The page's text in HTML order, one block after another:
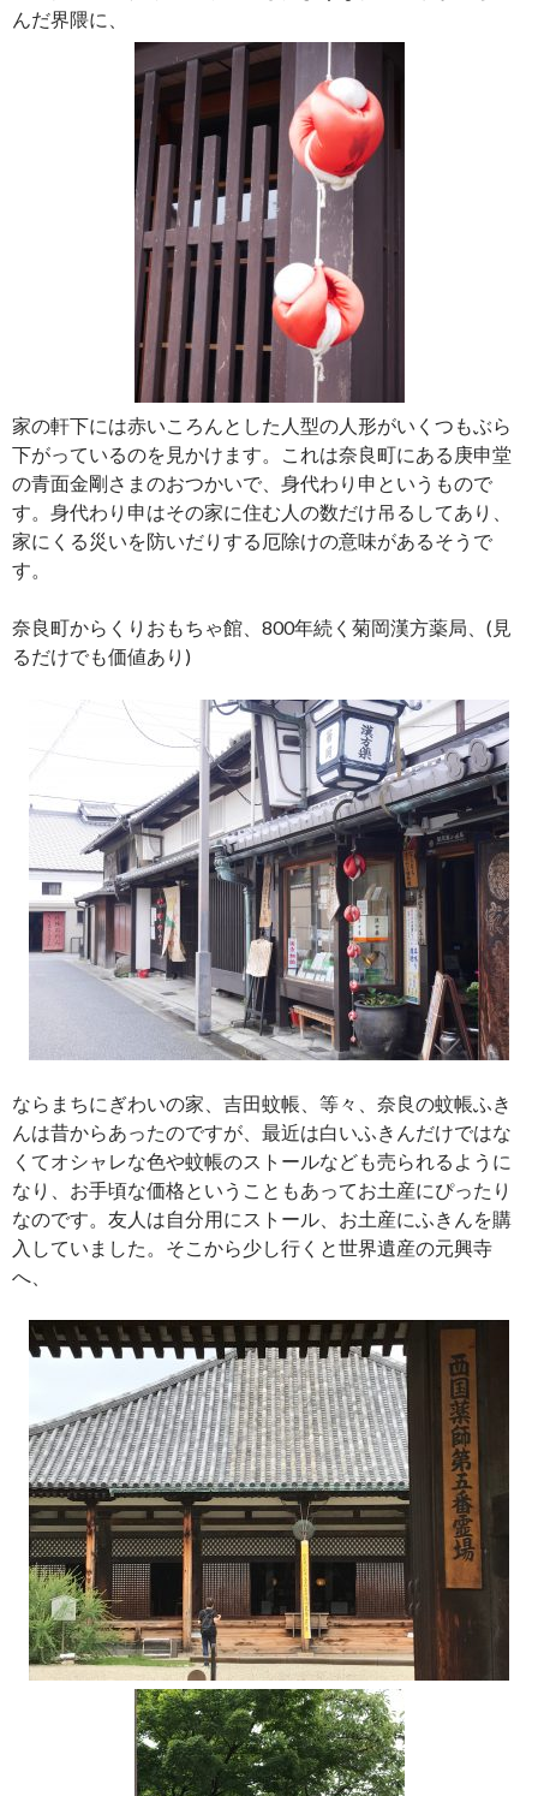
んだ界隈に、
家の軒下には赤いころんとした人型の人形がいくつもぶら
下がっているのを見かけます。これは奈良町にある庚申堂
の青面金剛さまのおつかいで、身代わり申というもので
す。身代わり申はその家に住む人の数だけ吊るしてあり、
家にくる災いを防いだりする厄除けの意味があるそうで
す。
奈良町からくりおもちゃ館、800年続く菊岡漢方薬局、(見
るだけでも価値あり)
ならまちにぎわいの家、吉田蚊帳、等々、奈良の蚊帳ふき
んは昔からあったのですが、最近は白いふきんだけではな
くてオシャレな色や蚊帳のストールなども売られるように
なり、お手頃な価格ということもあってお土産にぴったり
なのです。友人は自分用にストール、お土産にふきんを購
入していました。そこから少し行くと世界遺産の元興寺
へ、